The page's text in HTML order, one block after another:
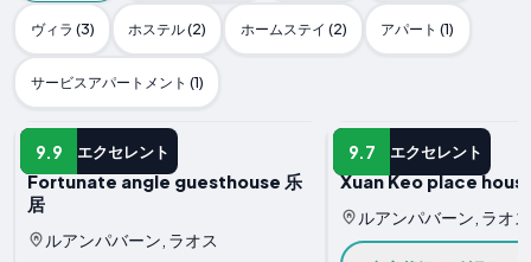
ヴィラ (3) ホステル (2) ホームステイ (2) アパート (1)
サービスアパートメント (1)
9.9 エクセレント
ホテル
Fortunate angle guesthouse 乐
居
ルアンパバーン, ラオス
9.7 エクセレント
ホテル
Xuan Keo place
ルアンパバーン, ラオス